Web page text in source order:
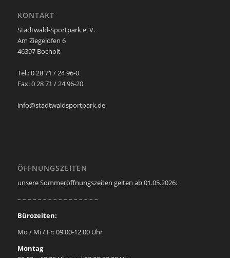
KONTAKT
Stadtwald-Sportpark e. V.
Am Ziegelofen 6
46397 Bocholt
Tel.: 0 28 71 / 24 96-0
Fax: 0 28 71 / 24 96-20
info@stadtwaldsportpark.de
ÖFFNUNGSZEITEN
unsere Sommeröffnungszeiten gelten ab 01.05.2026:
– – – – – – – – – – – – – – – –
Bürozeiten:
Mo / Mi / Fr: 09.00-12.00 Uhr
Montag